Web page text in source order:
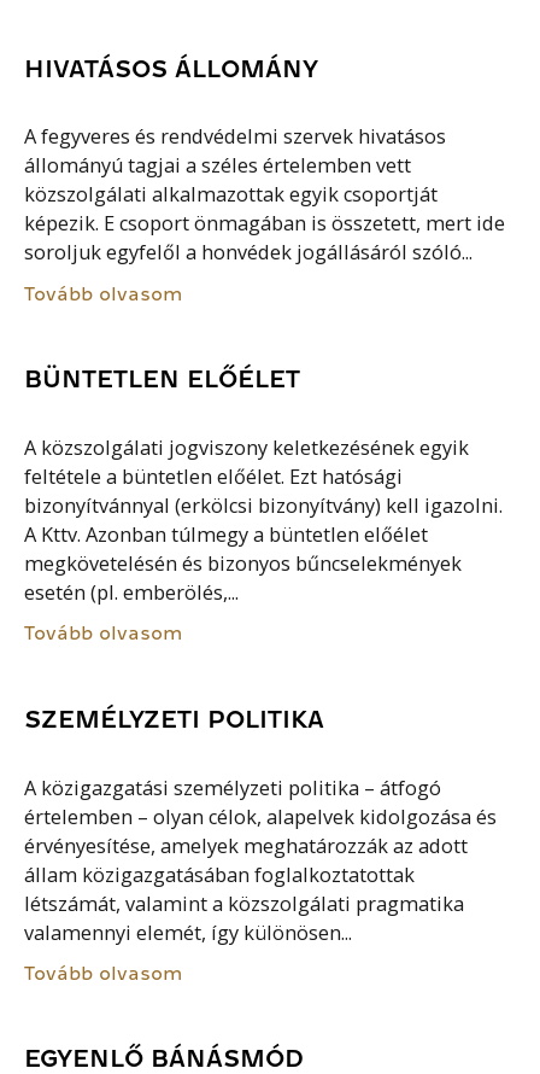
HIVATÁSOS ÁLLOMÁNY
A fegyveres és rendvédelmi szervek hivatásos
állományú tagjai a széles értelemben vett
közszolgálati alkalmazottak egyik csoportját
képezik. E csoport önmagában is összetett, mert ide
soroljuk egyfelől a honvédek jogállásáról szóló...
Tovább olvasom
BÜNTETLEN ELŐÉLET
A közszolgálati jogviszony keletkezésének egyik
feltétele a büntetlen előélet. Ezt hatósági
bizonyítvánnyal (erkölcsi bizonyítvány) kell igazolni.
A Kttv. Azonban túlmegy a büntetlen előélet
megkövetelésén és bizonyos bűncselekmények
esetén (pl. emberölés,...
Tovább olvasom
SZEMÉLYZETI POLITIKA
A közigazgatási személyzeti politika – átfogó
értelemben – olyan célok, alapelvek kidolgozása és
érvényesítése, amelyek meghatározzák az adott
állam közigazgatásában foglalkoztatottak
létszámát, valamint a közszolgálati pragmatika
valamennyi elemét, így különösen...
Tovább olvasom
EGYENLŐ BÁNÁSMÓD